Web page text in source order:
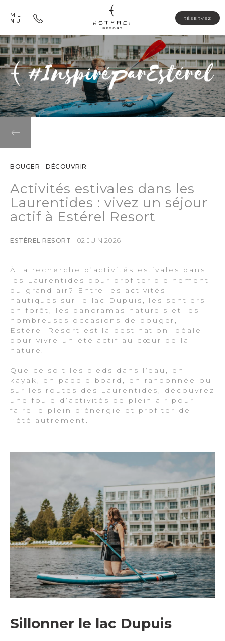
ME
NU
RÉSERVEZ
BOUGER DÉCOUVRIR
Activités estivales dans les
Laurentides : vivez un séjour
actif à Estérel Resort
ESTÉREL RESORT | 02 JUIN 2026
À la recherche d’ activités estivale s dans
les Laurentides pour profiter pleinement
du grand air? Entre les activités
nautiques sur le lac Dupuis, les sentiers
en forêt, les panoramas naturels et les
nombreuses occasions de bouger,
Estérel Resort est la destination idéale
pour vivre un été actif au cœur de la
nature.
Que ce soit les pieds dans l’eau, en
kayak, en paddle board, en randonnée ou
sur les routes des Laurentides, découvrez
une foule d’activités de plein air pour
faire le plein d’énergie et profiter de
l’été autrement.
Sillonner le lac Dupuis